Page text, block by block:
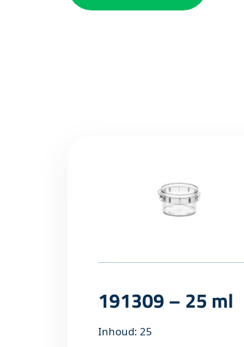
191309 – 25 ml
Inhoud: 25